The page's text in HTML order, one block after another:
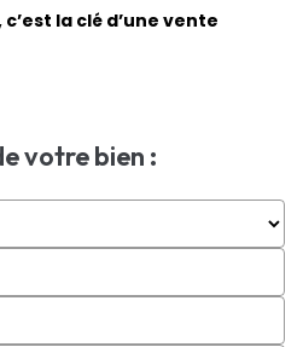
la clé d’une vente
votre bien :